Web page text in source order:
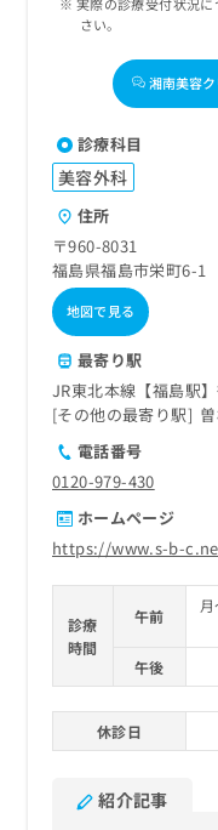
さい。
湘南美容
診療科目
美容外科
住所
〒960-8031
福島県福島市栄町6-1
地図で見る
最寄り駅
JR東北本線【福島駅
その他の最寄り駅
電話番号
0120-979-430
ホームページ
https://www.s-b-
診療
時間
午前
午後
休診日
紹介記事